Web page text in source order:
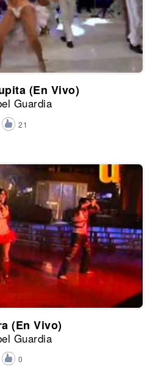
(En Vivo)
Guardia
21
(En Vivo)
Guardia
0